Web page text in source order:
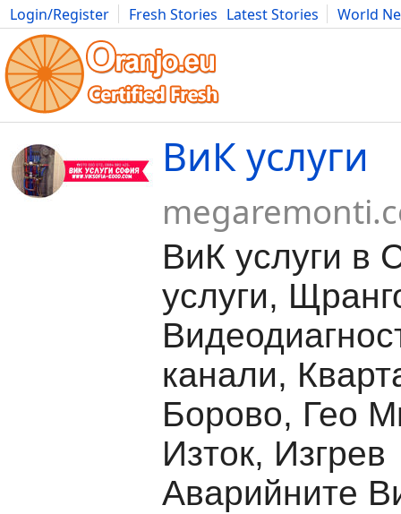
Login/Register Fresh Stories Latest Stories
World
Movies Anime Music Art Cars Advice Science
ВиК услуги
ВиК услуги в
услуги,
канали,
Борово, Гео
Изток, Изгрев
Аварийните